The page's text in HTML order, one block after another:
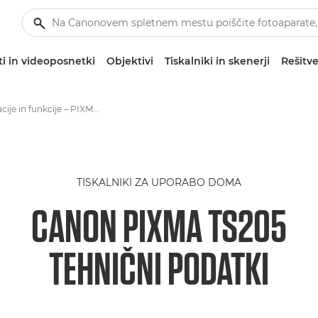
in videoposnetki Objektivi Tiskalniki in skenerji
Specifikacije in funkcije – PIXMA TS205
TISKALNIKI ZA UPORABO DOMA
CANON PIXMA TS205
TEHNIČNI PODATKI